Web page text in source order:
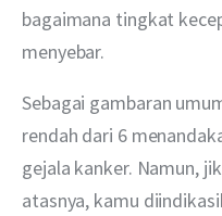
bagaimana tingkat
menyebar.
Sebagai gambaran
rendah dari 6
gejala kanker. Namun,
atasnya, kamu